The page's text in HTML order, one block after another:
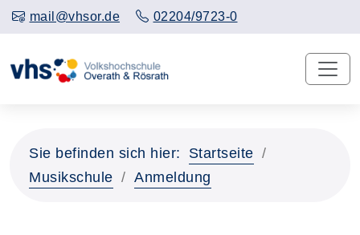
mail@vhsor.de 02204/9723-0
Sie befinden sich hier:
Startseite
Musikschule
Anmeldung